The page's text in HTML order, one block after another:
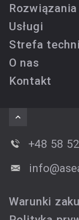
Rozwiązania
Usługi
Strefa
O nas
Kontakt
+48 58
Warunki